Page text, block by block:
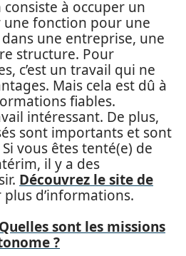
à occuper un
fonction pour une
une entreprise, une
structure. Pour
c’est un travail qui ne
Mais cela est dû à
fiables.
intéressant. De plus,
sont importants et sont
vous êtes tenté(e) de
il y a des
Découvrez le site de
d’informations.
Quelles sont les missions
?